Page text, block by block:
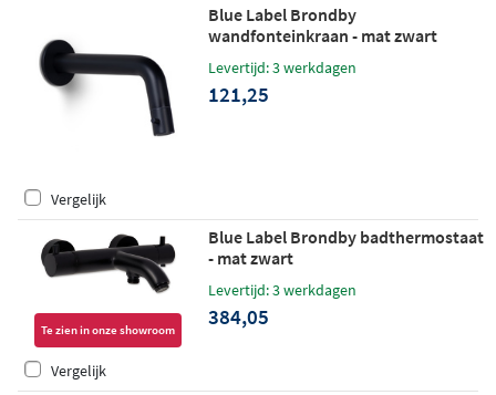
Blue Label Brondby
wandfonteinkraan - mat zwart
Levertijd: 3 werkdagen
121,25
Vergelijk
Te zien in onze showroom
Blue Label Brondby badthermostaat
- mat zwart
Levertijd: 3 werkdagen
384,05
Vergelijk